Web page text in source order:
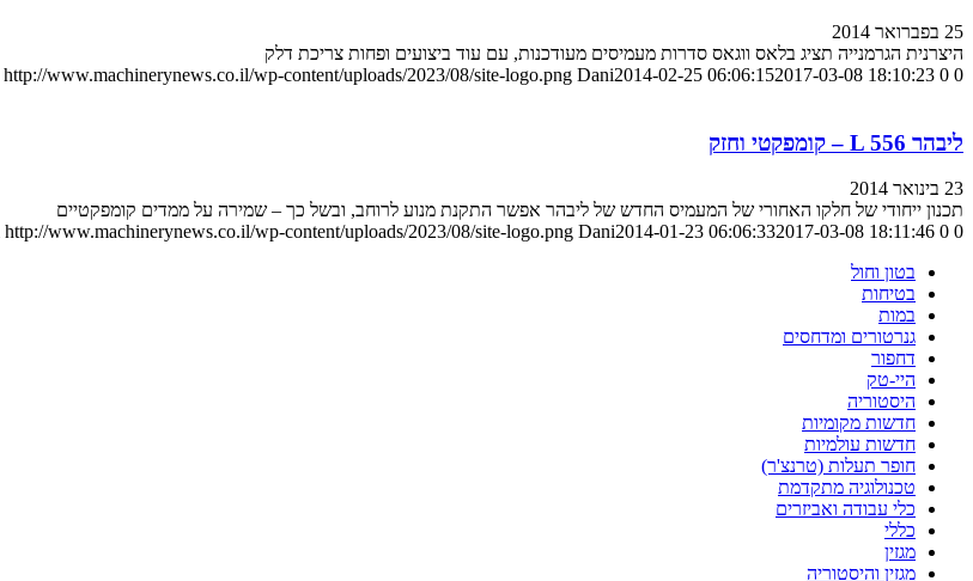
25 בפברואר 2014
היצרנית הגרמנייה תציג בלאס ווגאס סדרות מעמיסים מעודכנות, עם עוד ביצועים ופחות צריכת דלק
0
0
http://www.machinerynews.co.il/wp-content/uploads/2023/08/site-logo.png Dani2014-02-25 06:06:152017-03-08 18:10:23
ליבהר L 556 – קומפקטי וחזק
23 בינואר 2014
תכנון ייחודי של חלקו האחורי של המעמיס החדש של ליבהר אפשר התקנת מנוע לרוחב, ובשל כך – שמירה על ממדים קומפקטיים
0
0
http://www.machinerynews.co.il/wp-content/uploads/2023/08/site-logo.png Dani2014-01-23 06:06:332017-03-08 18:11:46
בטון וחול
בטיחות
במות
גנרטורים ומדחסים
דחפור
היי-טק
היסטוריה
חדשות מקומיות
חדשות עולמיות
חופר תעלות (טרנצ'ר)
טכנולוגיה מתקדמת
כלי עבודה ואביזרים
כללי
מגזין
מגזין והיסטוריה